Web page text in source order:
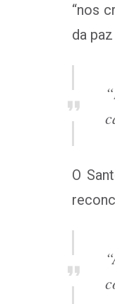
“nos
da
O